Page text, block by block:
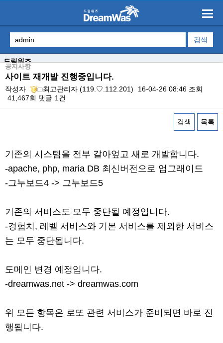
드림워즈
공지사항
사이트 재개발 진행중입니다.
작성자 최고관리자 (119.♡.112.201) 16-04-26 08:46 조회
41,467회 댓글 1건
검색 목록
기존의 시스템을 전부 갈아엎고 새로 개발합니다.
-apache, php, maria DB 최신버전으로 업그래이드
-그누보드4 -> 그누보드5
기존의 서비스도 모두 중단될 예정입니다.
-경험치, 레벨 서비스와 기본 서비스를 제외한 서비스
는 모두 중단됩니다.
도메인 변경 예정입니다.
-dreamwas.net -> dreamwas.com
위 모든 항목은 로또 관련 서비스가 준비되면 바로 진
행됩니다.